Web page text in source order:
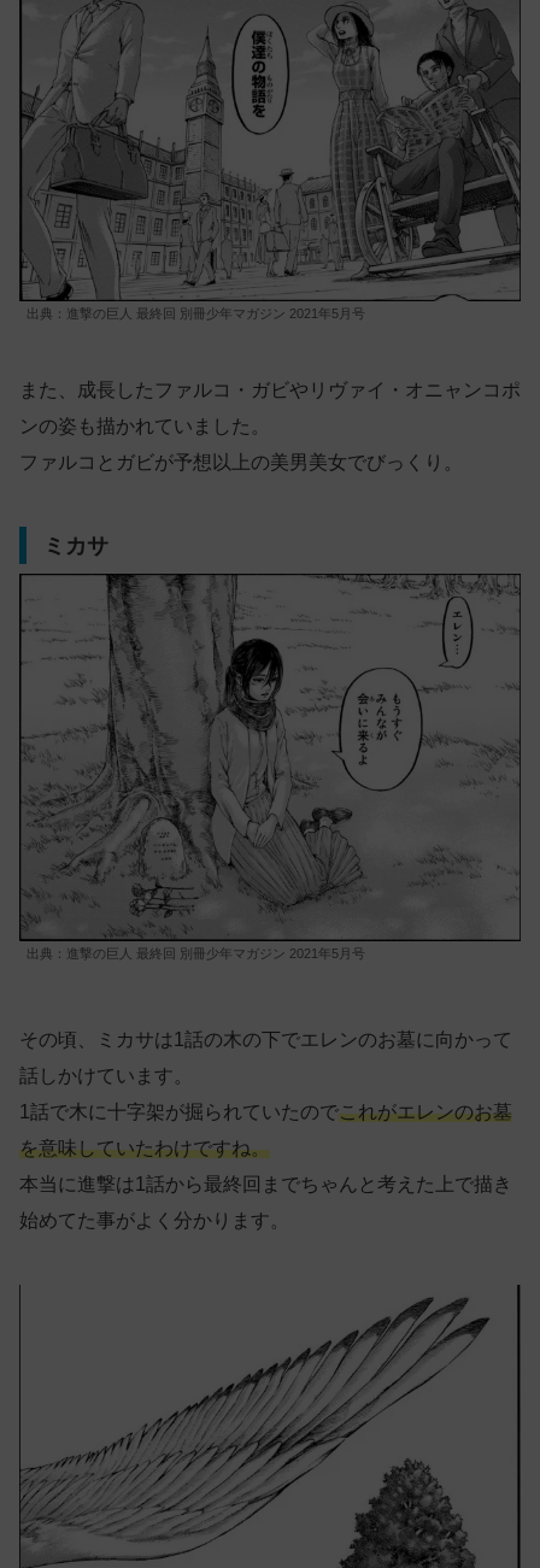
出典：進撃の巨人 最終回 別冊少年マガジン 2021年5月号
また、成長したファルコ・ガビやリヴァイ・オニャンコポ
ンの姿も描かれていました。
ファルコとガビが予想以上の美男美女でびっくり。
ミカサ
出典：進撃の巨人 最終回 別冊少年マガジン 2021年5月号
その頃、ミカサは1話の木の下でエレンのお墓に向かって
話しかけています。
1話で木に十字架が掘られていたのでこれがエレンのお墓
を意味していたわけですね。
本当に進撃は1話から最終回までちゃんと考えた上で描き
始めてた事がよく分かります。